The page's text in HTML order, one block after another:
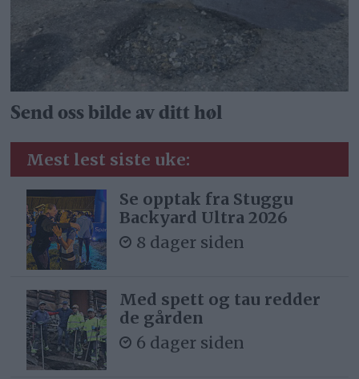
Send oss bilde av ditt høl
Mest lest siste uke:
Se opptak fra Stuggu
Backyard Ultra 2026
8 dager siden
Med spett og tau redder
de gården
6 dager siden